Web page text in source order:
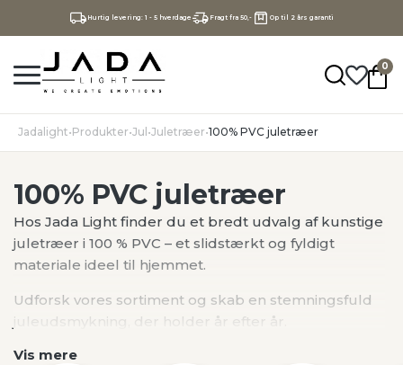
Hurtig levering: 1 - 5 hverdage Fragt fra 50,- Op til 2 års garanti
0
Jadalight•Produkter•Jul •Juletræer•100% PVC juletræer
100% PVC juletræer
Hos Jada Light finder du et bredt udvalg af kunstige
juletræer i 100 % PVC – et slidstærkt og fyldigt
materiale ideel til hjemmet.
Udforsk vores sortiment og skab en stemningsfuld
juleudsmykning, der holder år efter år.
Vis mere